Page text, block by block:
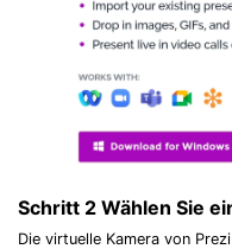
Schritt 2 Wählen Sie
Die virtuelle Kamera von